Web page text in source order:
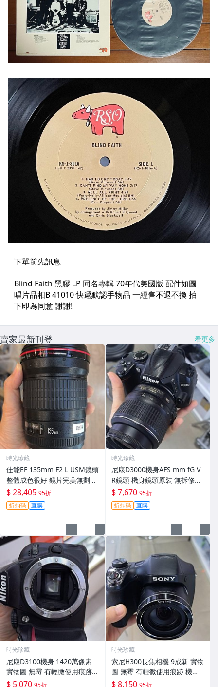
賣家最新刊登 看更多
時光珍藏
佳能EF 135mm F2 L USM鏡頭
整體成色很好 鏡片完美無劃痕
功能一切正常 無拆修無-3430
$ 28,405 95折
折扣碼 直購
時光珍藏
尼康D3000機身AFS mm fG V
R鏡頭 機身鏡頭原裝 無拆修無
翻新 有輕微使用痕跡 鏡頭-34
30
$ 7,670 95折
折扣碼 直購
時光珍藏
尼康D3100機身 1420萬像素
實物圖 無霉 有輕微使用痕跡
機身原裝 無拆修無翻新 臨-34
$ 5,070 95折
時光珍藏
索尼H300長焦相機 9成新 實物
圖 無霉 有輕微使用痕跡 機身
鏡頭原裝 無拆修無翻新-3430
$ 8,150 95折